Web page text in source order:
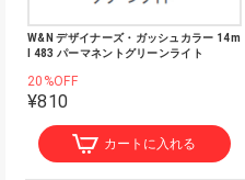
W&N デザイナーズ・ガッシュカラー 14m
l 483 パーマネントグリーンライト
20%OFF
¥810
カートに入れる